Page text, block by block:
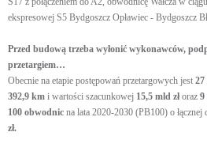
ekspresowej S5 Bydgoszcz Opławiec - Bydgoszcz
Przed budową trzeba wyłonić wykonawców,
przetargiem…
Obecnie na etapie postępowań przetargowych jest 27
392,9 km i wartości szacunkowej 15,5 mld złoraz 9
100 obwodnic na lata 2020-2030 (PB100) o łącznej
zł.